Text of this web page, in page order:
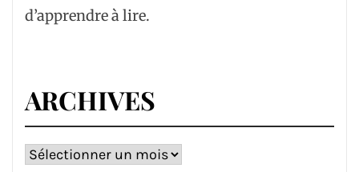
d’apprendre à lire.
ARCHIVES
Archives